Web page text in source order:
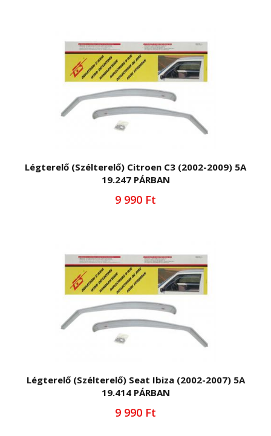
Légterelő (Szélterelő) Citroen C3 (2002-2009) 5A
19.247 PÁRBAN
9 990 Ft
Légterelő (Szélterelő) Seat Ibiza (2002-2007) 5A
19.414 PÁRBAN
9 990 Ft